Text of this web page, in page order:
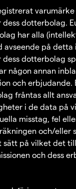
dess dotterbolag.
har alla
avseende på detta
dess dotterbolag
någon annan
och erbjudande.
fråntas allt
i de data på
misstag, fel
och/eller
sätt på vilket det
och dess